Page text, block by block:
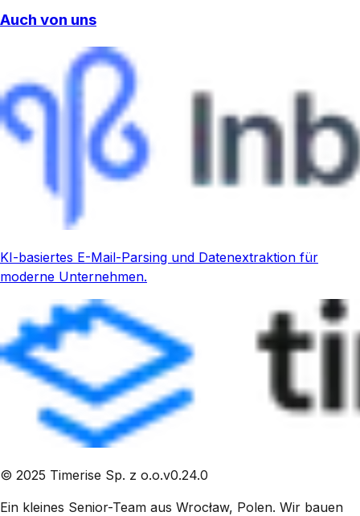
Auch von uns
KI-basiertes E-Mail-Parsing und Datenextraktion für
moderne Unternehmen.
© 2025 Timerise Sp. z o.o.v0.24.0
Ein kleines Senior-Team aus Wrocław, Polen. Wir bauen